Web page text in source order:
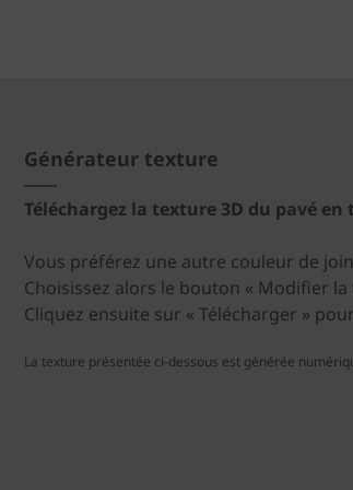
Générateur texture
Téléchargez la texture 3D du pavé en
Vous préférez une autre couleur de
Choisissez alors le bouton « Modifier
Cliquez ensuite sur « Télécharger »
La texture présentée ci-dessous est générée